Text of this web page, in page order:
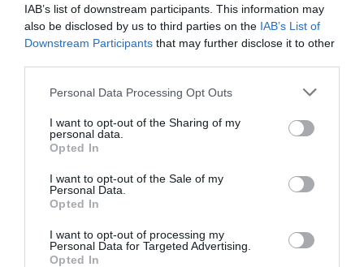
IAB’s list of downstream participants. This information may
also be disclosed by us to third parties on the IAB’s List of
Downstream Participants that may further disclose it to other
Please note that this website/app uses one or more Google
not limited to your visit or usage behaviour. You may click to
grant or deny consent to Google and its third-party tags to
use your data for below specified purposes in below Google
consent section.
Personal Data Processing Opt Outs
I want to opt-out of the Sharing of my
personal data.
Opted In
I want to opt-out of the Sale of my
Personal Data.
Opted In
I want to opt-out of processing my
Personal Data for Targeted Advertising.
Opted In
lakásvásárlásra fordítják, vagy önerőként használják fel egy
lakáshitelhez. A Babaváró különlegessége, hogy az első 5 évben
mindenképpen kamatmentes, amennyiben pedig ezen idő alatt
legalább egy gyereke születik a párnak, akkor a futamidő végéig
az is maradhat. Ezen kívül törlesztési moratórium és
évre felfüggeszthető, a 2. gyereknél újraindul a 3 éves
szüneteltetés, valamint elengedik a fennálló tőketartozás 30%-át,
A Babaváró hitelt kizárólag azok a házasok igényelhetik, ahol
35. életévét. Elvárás még, hogy legalább a házaspár egyik
tagjának legyen 3 év folyamatos társadalombiztosítási jogviszonya